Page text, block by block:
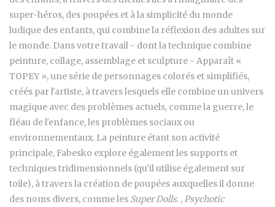
super-héros, des poupées et à la simplicité du monde
ludique des enfants, qui combine la réflexion des adultes sur
le monde. Dans votre travail - dont la technique combine
peinture, collage, assemblage et sculpture - Apparaît «
TOPEY », une série de personnages colorés et simplifiés,
créés par l'artiste, à travers lesquels elle combine un univers
magique avec des problèmes actuels, comme la guerre, le
fléau de l'enfance, les problèmes sociaux ou
environnementaux. La peinture étant son activité
principale, Fabesko explore également les supports et
techniques tridimensionnels (qu'il utilise également sur
toile), à travers la création de poupées auxquelles il donne
des noms divers, comme les Super Dolls. ,Psychotic